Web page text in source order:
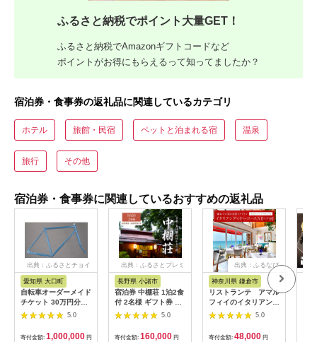
ふるさと納税でポイント大量GET！
ふるさと納税でAmazonギフトコードなど
ポイントがお得にもらえるって知ってましたか？
宿泊券・食事券の返礼品に関連しているカテゴリ
ホテル 旅館・民宿 ペットと泊まれる宿 温泉
旅行 その他
宿泊券・食事券に関連しているおすすめの返礼品
出典：ふるさとチョイ
愛知県 大口町
自転車オーダーメイド
チケット 30万円分
【1360365】
5.0
寄付金額: 1,000,000 円
出典：ふるさとプレミ
長野県 小諸市
宿泊券 中棚荘 1泊2食
付 2名様 ギフト券 チ
ケット 券 宿泊 旅行
5.0
寄付金額: 160,000 円
出典：ふるなび
神奈川県 鎌倉市
リストランテ アマル
フィイのイタリアンデ
ィナーコースA ペア
5.0
寄付金額: 48,000 円